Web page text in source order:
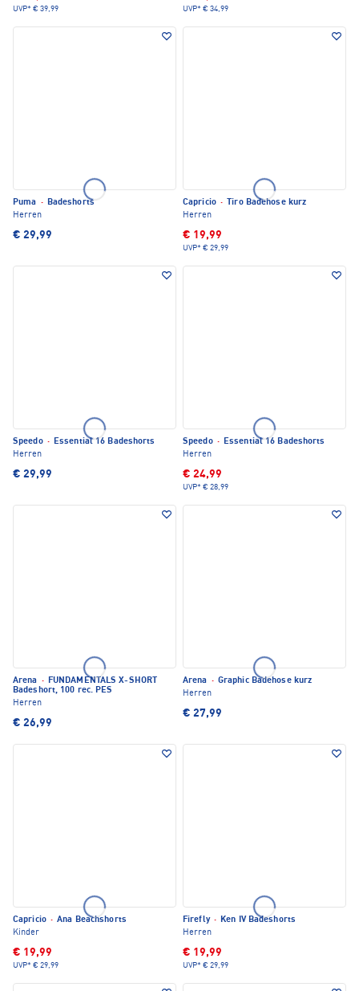
UVP* € 39,99 UVP* € 34,99
Puma · Badeshorts
Herren
€ 29,99
Capricio ·
Tiro Badehose kurz
Herren
€ 19,99
UVP* € 29,99
Speedo · Essential 16 Badeshorts
Herren
€ 29,99
Speedo · Essential 16 Badeshorts
Herren
€ 24,99
UVP* € 28,99
Arena · FUNDAMENTALS X-SHORT
Badeshort, 100 rec. PES
Herren
€ 26,99
Arena · Graphic Badehose kurz
Herren
€ 27,99
Capricio · Ana Beachshorts
Kinder
€ 19,99
UVP* € 29,99
Firefly · Ken IV Badeshorts
Herren
€ 19,99
UVP* € 29,99